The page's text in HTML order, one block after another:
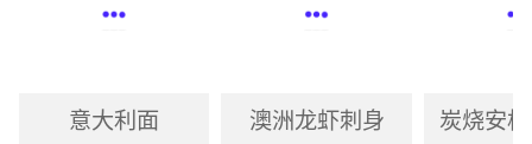
意大利面 澳洲龙虾刺身 炭烧安